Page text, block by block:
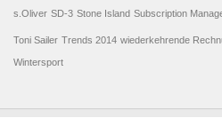
s.Oliver SD-3 Stone Island Subscription
Toni Sailer Trends 2014 wiederkehrende
Wintersport